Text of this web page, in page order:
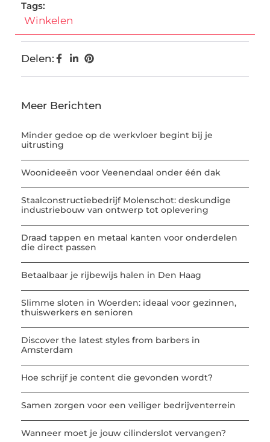
Tags:
Winkelen
Delen:
Meer Berichten
Minder gedoe op de werkvloer begint bij je
uitrusting
Woonideeën voor Veenendaal onder één dak
Staalconstructiebedrijf Molenschot: deskundige
industriebouw van ontwerp tot oplevering
Draad tappen en metaal kanten voor onderdelen
die direct passen
Betaalbaar je rijbewijs halen in Den Haag
Slimme sloten in Woerden: ideaal voor gezinnen,
thuiswerkers en senioren
Discover the latest styles from barbers in
Amsterdam
Hoe schrijf je content die gevonden wordt?
Samen zorgen voor een veiliger bedrijventerrein
Wanneer moet je jouw cilinderslot vervangen?